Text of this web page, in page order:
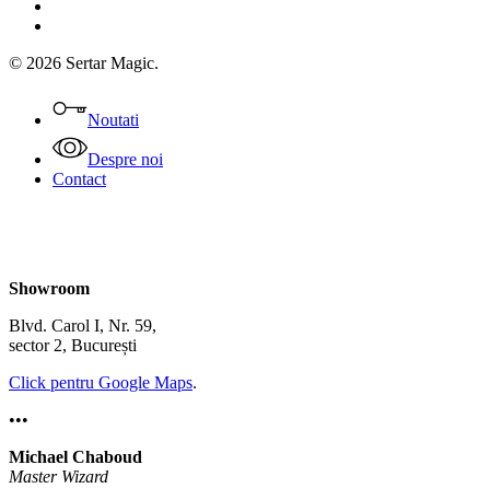
© 2026 Sertar Magic.
Menu
Noutati
Despre noi
Contact
Showroom
Blvd. Carol I, Nr. 59,
sector 2, București
Click pentru Google Maps.
•••
Michael Chaboud
Master Wizard